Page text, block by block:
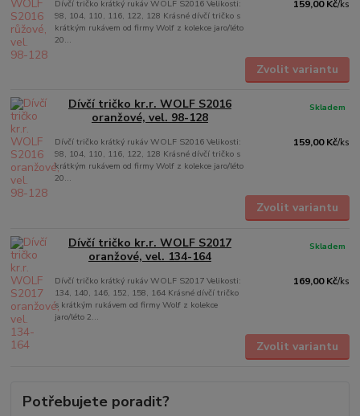
Dívčí tričko krátký rukáv WOLF S2016 Velikosti:
98, 104, 110, 116, 122, 128 Krásné dívčí tričko s
krátkým rukávem od firmy Wolf z kolekce jaro/léto
20...
159,00 Kč/ks
Zvolit variantu
Dívčí tričko kr.r. WOLF S2016
oranžové, vel. 98-128
Dívčí tričko krátký rukáv WOLF S2016 Velikosti:
98, 104, 110, 116, 122, 128 Krásné dívčí tričko s
krátkým rukávem od firmy Wolf z kolekce jaro/léto
20...
159,00 Kč/ks
Skladem
Zvolit variantu
Dívčí tričko kr.r. WOLF S2017
oranžové, vel. 134-164
Dívčí tričko krátký rukáv WOLF S2017 Velikosti:
134, 140, 146, 152, 158, 164 Krásné dívčí tričko
s krátkým rukávem od firmy Wolf z kolekce
jaro/léto 2...
169,00 Kč/ks
Skladem
Zvolit variantu
Potřebujete poradit?